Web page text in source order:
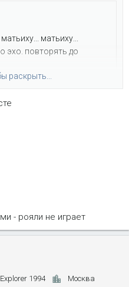
матьиху...
эхо. повторять до
раскрыть...
$224. может ну её нах,
ну чуть дороже выйдет.
раскрыть...
- рояли не играет
1994 Москва